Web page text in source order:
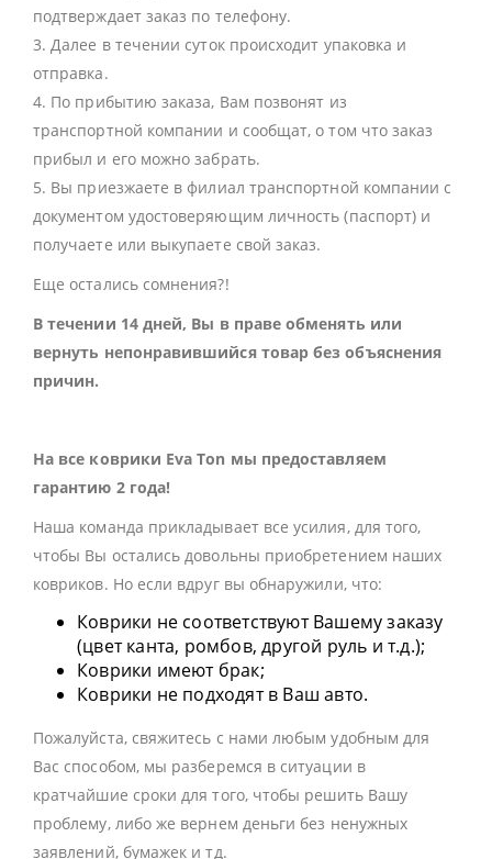
подтверждает заказ по телефону.
3. Далее в течении суток происходит упаковка и
отправка.
4. По прибытию заказа, Вам позвонят из
транспортной компании и сообщат, о том что заказ
прибыл и его можно забрать.
5. Вы приезжаете в филиал транспортной компании с
документом удостоверяющим личность (паспорт) и
получаете или выкупаете свой заказ.
Еще остались сомнения?!
В течении 14 дней, Вы в праве обменять или
вернуть непонравившийся товар без объяснения
причин.
На все коврики Eva Ton мы предоставляем
гарантию 2 года!
Наша команда прикладывает все усилия, для того,
чтобы Вы остались довольны приобретением наших
ковриков. Но если вдруг вы обнаружили, что:
Коврики не соответствуют Вашему заказу
(цвет канта, ромбов, другой руль и т.д.);
Коврики имеют брак;
Коврики не подходят в Ваш авто.
Пожалуйста, свяжитесь с нами любым удобным для
Вас способом, мы разберемся в ситуации в
кратчайшие сроки для того, чтобы решить Вашу
проблему, либо же вернем деньги без ненужных
заявлений, бумажек и тд.